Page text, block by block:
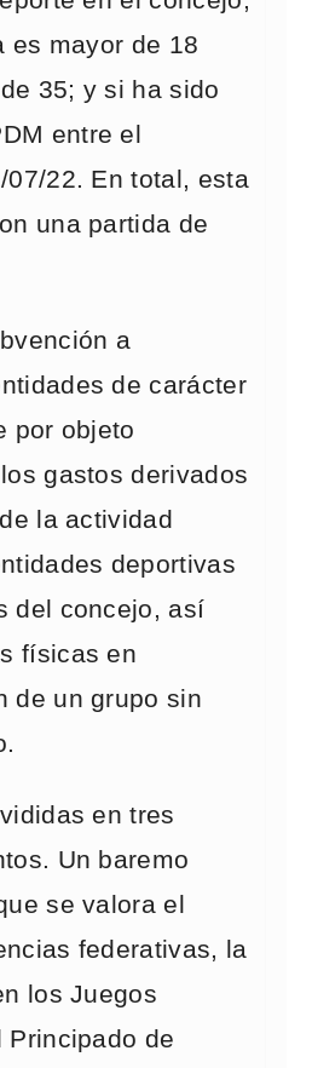
es mayor de 18
35; y si ha sido
entre el
22. En total, esta
una partida de
a
de carácter
por objeto
gastos derivados
la actividad
deportivas
del concejo, así
físicas en
de un grupo sin
en tres
Un baremo
se valora el
federativas, la
los Juegos
Principado de